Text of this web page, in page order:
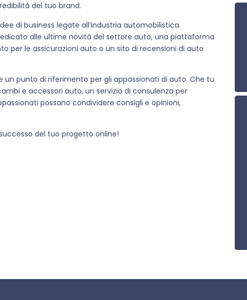
del tuo brand.
di business legate all’industria automobilistica.
alle ultime novità del settore auto, una piattaforma
per le assicurazioni auto o un sito di recensioni di auto
punto di riferimento per gli appassionati di auto. Che tu
e accessori auto, un servizio di consulenza per
possano condividere consigli e opinioni,
del tuo progetto online!